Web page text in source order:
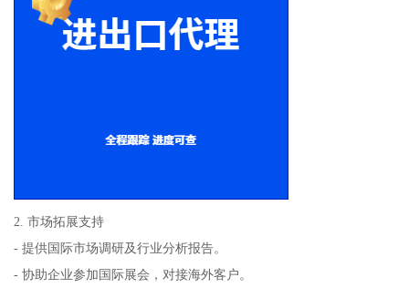
2. 市场拓展支持
- 提供国际市场调研及行业分析报告。
- 协助企业参加国际展会，对接海外客户。